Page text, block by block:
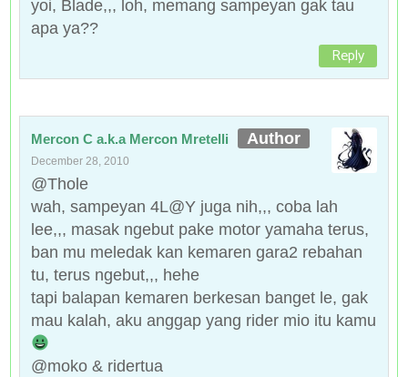
yoi, Blade,,, loh, memang sampeyan gak tau
apa ya??
Reply
Mercon C a.k.a Mercon Mretelli
December 28, 2010
@Thole
wah, sampeyan 4L@Y juga nih,,, coba lah
lee,,, masak ngebut pake motor yamaha terus,
ban mu meledak kan kemaren gara2 rebahan
tu, terus ngebut,,, hehe
tapi balapan kemaren berkesan banget le, gak
mau kalah, aku anggap yang rider mio itu kamu
@moko & ridertua